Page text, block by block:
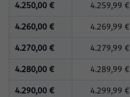
4.250,00 € 4.259,99 €
4.260,00 € 4.269,99 €
4.270,00 € 4.279,99 €
4.280,00 € 4.289,99 €
4.290,00 € 4.299,99 €